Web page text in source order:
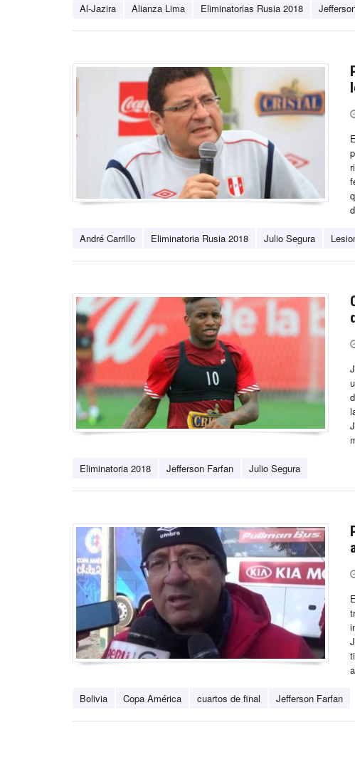
Al-Jazira Alianza Lima Eliminatorias Rusia 2018
André Carrillo Eliminatoria Rusia 2018 Julio Segura
Eliminatoria 2018 Jefferson Farfan Julio Segura
Bolivia Copa América cuartos de final Jefferson Farfan